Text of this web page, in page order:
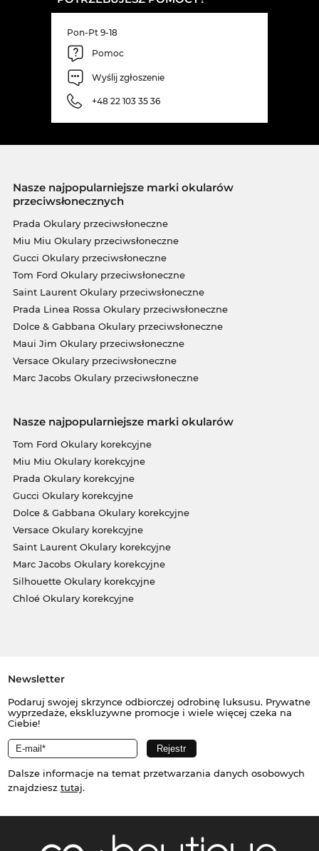
Pon-Pt 9-18
Pomoc
Wyślij zgłoszenie
+48 22 103 35 36
Nasze najpopularniejsze marki okularów
przeciwsłonecznych
Prada Okulary przeciwsłoneczne
Miu Miu Okulary przeciwsłoneczne
Gucci Okulary przeciwsłoneczne
Tom Ford Okulary przeciwsłoneczne
Saint Laurent Okulary przeciwsłoneczne
Prada Linea Rossa Okulary przeciwsłoneczne
Dolce & Gabbana Okulary przeciwsłoneczne
Maui Jim Okulary przeciwsłoneczne
Versace Okulary przeciwsłoneczne
Marc Jacobs Okulary przeciwsłoneczne
Nasze najpopularniejsze marki okularów
Tom Ford Okulary korekcyjne
Miu Miu Okulary korekcyjne
Prada Okulary korekcyjne
Gucci Okulary korekcyjne
Dolce & Gabbana Okulary korekcyjne
Versace Okulary korekcyjne
Saint Laurent Okulary korekcyjne
Marc Jacobs Okulary korekcyjne
Silhouette Okulary korekcyjne
Chloé Okulary korekcyjne
Newsletter
Podaruj swojej skrzynce odbiorczej odrobinę luksusu. Prywatne
wyprzedaże, ekskluzywne promocje i wiele więcej czeka na
Ciebie!
Dalsze informacje na temat przetwarzania danych osobowych
znajdziesz tutaj.